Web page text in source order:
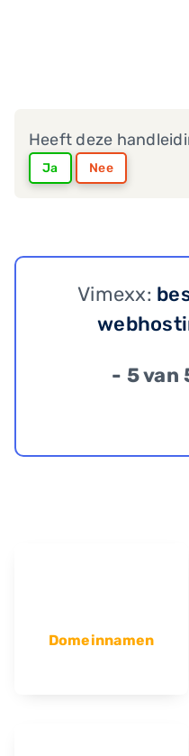
Heeft deze
Ja Nee
Vimexx:
- 5 van
Domeinnamen